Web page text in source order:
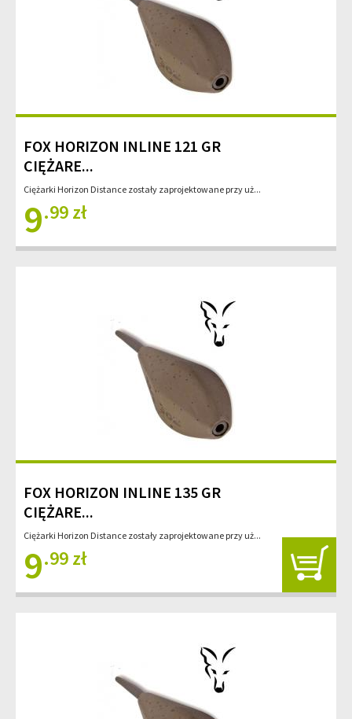
FOX HORIZON INLINE 121 GR
CIĘŻARE...
Ciężarki Horizon Distance zostały zaprojektowane przy uż...
9.99 zł
FOX HORIZON INLINE 135 GR
CIĘŻARE...
Ciężarki Horizon Distance zostały zaprojektowane przy uż...
9.99 zł